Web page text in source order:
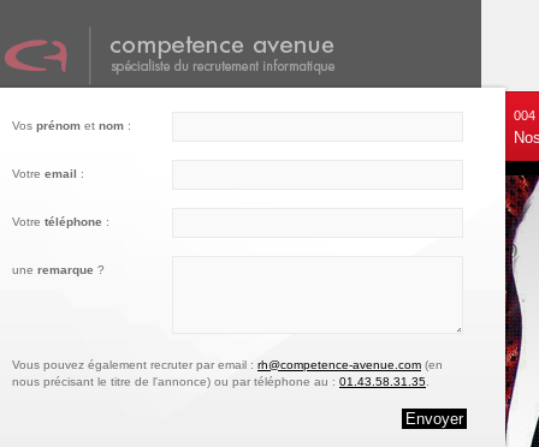
004
Vos prénom et nom :
Votre email :
Votre téléphone :
une remarque ?
Vous pouvez également recruter par email : rh@competence-avenue.com (en
nous précisant le titre de l'annonce) ou par téléphone au : 01.43.58.31.35